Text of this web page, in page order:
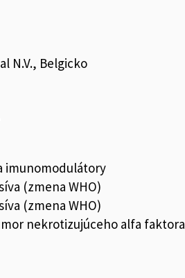
N.V., Belgicko
imunomodulátory
(zmena WHO)
(zmena WHO)
nekrotizujúceho alfa faktora